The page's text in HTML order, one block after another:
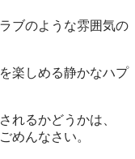
ブのような雰囲気の
楽しめる静かなハプ
れるかどうかは、
めんなさい。